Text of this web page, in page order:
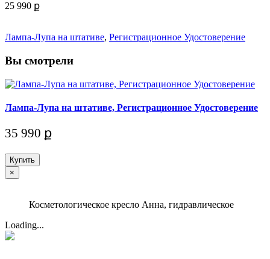
25 990 ք
Лампа-Лупа на штативе, Регистрационное Удостоверение
Вы смотрели
Лампа-Лупа на штативе, Регистрационное Удостоверение
35 990 ք
Купить
×
Косметологическое кресло Анна, гидравлическое
Loading...